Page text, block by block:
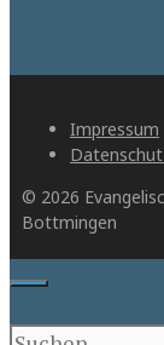
Impressum
© 2026
Bottmingen
Close
Suche